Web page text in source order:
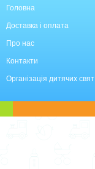
Головна
Доставка і оплата
Про нас
Контакти
Організація дитячих свят